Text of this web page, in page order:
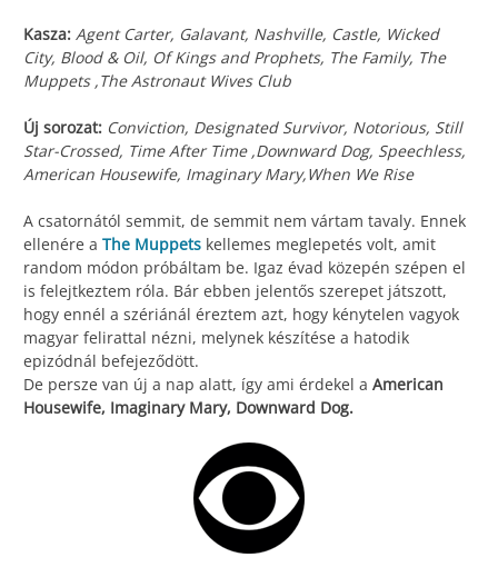
Kasza: Agent Carter, Galavant, Nashville, Castle, Wicked
City, Blood & Oil, Of Kings and Prophets, The Family, The
Muppets ,The Astronaut Wives Club
Új sorozat: Conviction, Designated Survivor, Notorious, Still
Star-Crossed, Time After Time ,Downward Dog, Speechless,
American Housewife, Imaginary Mary,When We Rise
A csatornától semmit, de semmit nem vártam tavaly. Ennek
ellenére a The Muppets kellemes meglepetés volt, amit
random módon próbáltam be. Igaz évad közepén szépen el
is felejtkeztem róla. Bár ebben jelentős szerepet játszott,
hogy ennél a szériánál éreztem azt, hogy kénytelen vagyok
magyar felirattal nézni, melynek készítése a hatodik
epizódnál befejeződött.
De persze van új a nap alatt, így ami érdekel a American
Housewife, Imaginary Mary, Downward Dog.